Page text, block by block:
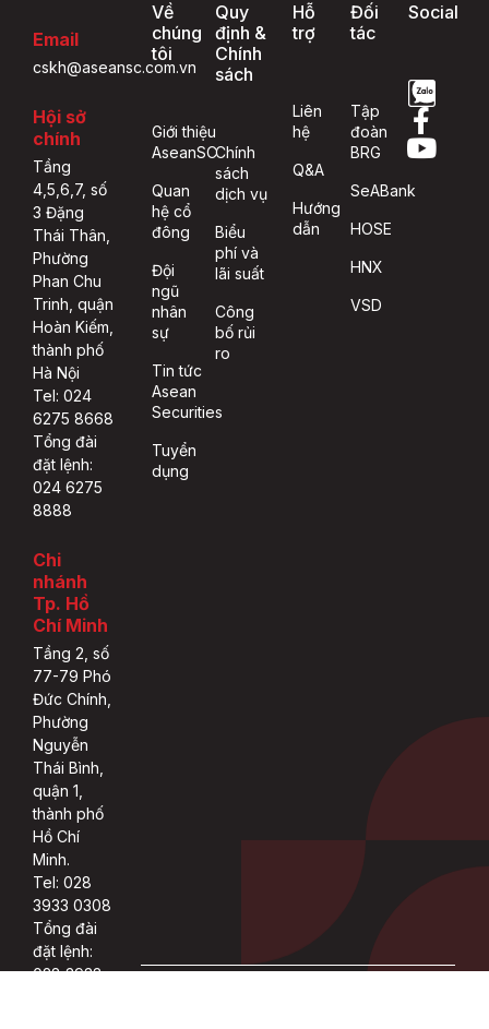
Email
cskh@aseansc.com.vn
Hội sở
chính
Tầng
4,5,6,7, số
3 Đặng
Thái Thân,
Phường
Phan Chu
Trinh, quận
Hoàn Kiếm,
thành phố
Hà Nội
Tel: 024
6275 8668
Tổng đài
đặt lệnh:
024 6275
8888
Chi
nhánh
Tp. Hồ
Chí Minh
Tầng 2, số
77-79 Phó
Đức Chính,
Phường
Nguyễn
Thái Bình,
quận 1,
thành phố
Hồ Chí
Minh.
Tel: 028
3933 0308
Tổng đài
đặt lệnh:
028 3933
Về
chúng
tôi
Giới thiệu
AseanSC
Quan
hệ cổ
đông
Đội
ngũ
nhân
sự
Tin tức
Asean
Securities
Tuyển
dụng
Quy
định &
Chính
sách
Chính
sách
dịch vụ
Biểu
phí và
lãi suất
Công
bố rủi
ro
Hỗ
trợ
Liên
hệ
Q&A
Hướng
dẫn
Đối
tác
Tập
đoàn
BRG
SeABank
HOSE
HNX
VSD
Social